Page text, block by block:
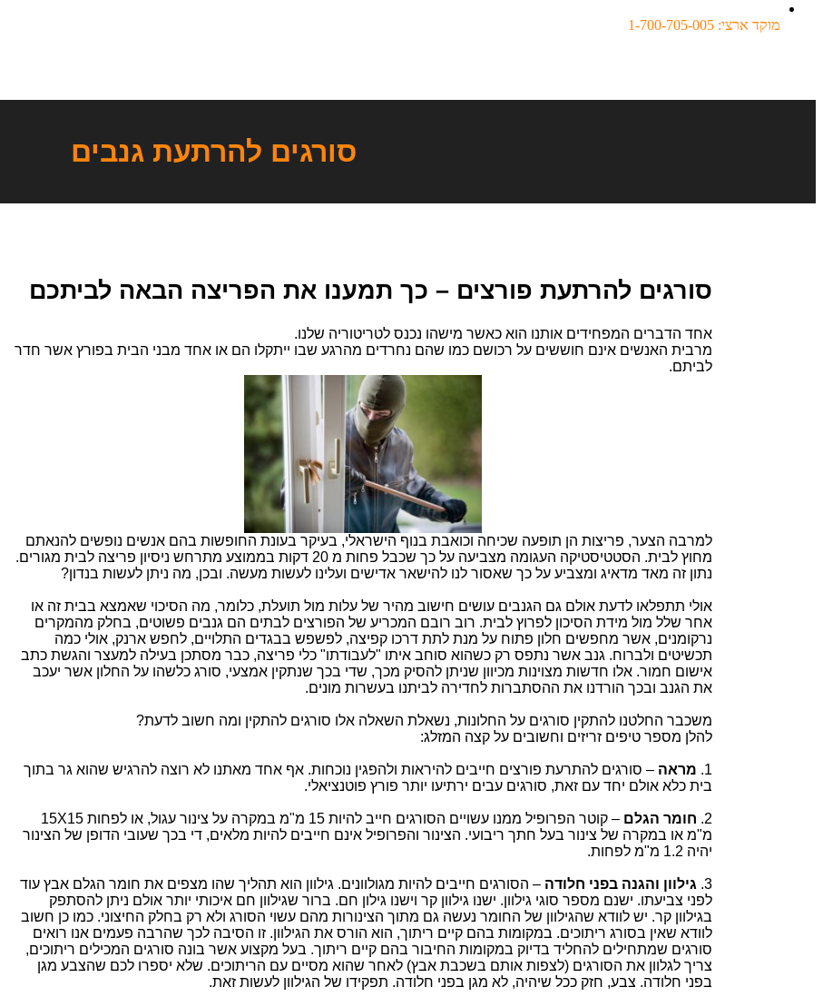
מוקד ארצי: 1-700-705-005
סורגים להרתעת גנבים
סורגים להרתעת פורצים – כך תמענו את הפריצה הבאה לביתכם
אחד הדברים המפחידים אותנו הוא כאשר מישהו נכנס לטריטוריה שלנו.
מרבית האנשים אינם חוששים על רכושם כמו שהם נחרדים מהרגע שבו ייתקלו הם או אחד מבני הבית בפורץ אשר חדר
לביתם.
למרבה הצער, פריצות הן תופעה שכיחה וכואבת בנוף הישראלי, בעיקר בעונת החופשות בהם אנשים נופשים להנאתם
מחוץ לבית. הסטטיסטיקה העגומה מצביעה על כך שכבל פחות מ 20 דקות בממוצע מתרחש ניסיון פריצה לבית מגורים.
נתון זה מאד מדאיג ומצביע על כך שאסור לנו להישאר אדישים ועלינו לעשות מעשה. ובכן, מה ניתן לעשות בנדון?
אולי תתפלאו לדעת אולם גם הגנבים עושים חישוב מהיר של עלות מול תועלת, כלומר, מה הסיכוי שאמצא בבית זה או
אחר שלל מול מידת הסיכון לפרוץ לבית. רוב רובם המכריע של הפורצים לבתים הם גנבים פשוטים, בחלק מהמקרים
נרקומנים, אשר מחפשים חלון פתוח על מנת לתת דרכו קפיצה, לפשפש בבגדים התלויים, לחפש ארנק, אולי כמה
תכשיטים ולברוח. גנב אשר נתפס רק כשהוא סוחב איתו "לעבודתו" כלי פריצה, כבר מסתכן בעילה למעצר והגשת כתב
אישום חמור. אלו חדשות מצוינות מכיוון שניתן להסיק מכך, שדי בכך שנתקין אמצעי, סורג כלשהו על החלון אשר יעכב
את הגנב ובכך הורדנו את ההסתברות לחדירה לביתנו בעשרות מונים.
משכבר החלטנו להתקין סורגים על החלונות, נשאלת השאלה אלו סורגים להתקין ומה חשוב לדעת?
להלן מספר טיפים זריזים וחשובים על קצה המזלג:
1. מראה– סורגים להתרעת פורצים חייבים להיראות ולהפגין נוכחות. אף אחד מאתנו לא רוצה להרגיש שהוא גר בתוך
בית כלא אולם יחד עם זאת, סורגים עבים ירתיעו יותר פורץ פוטנציאלי.
2. חומר הגלם
– קוטר הפרופיל ממנו עשויים הסורגים חייב להיות 15 מ"מ במקרה על צינור עגול, או לפחות 15X15
מ"מ או במקרה של צינור בעל חתך ריבועי. הצינור והפרופיל אינם חייבים להיות מלאים, די בכך שעובי הדופן של הצינור
יהיה 1.2 מ"מ לפחות.
3. גילוון והגנה בפני חלודה – הסורגים חייבים להיות מגולוונים. גילוון הוא תהליך שהו מצפים את חומר הגלם אבץ עוד
לפני צביעתו. ישנם מספר סוגי גילוון. ישנו גילוון קר וישנו גילון חם. ברור שגילוון חם איכותי יותר אולם ניתן להסתפק
בגילוון קר. יש לוודא שהגילוון של החומר נעשה גם מתוך הצינורות מהם עשוי הסורג ולא רק בחלק החיצוני. כמו כן חשוב
לוודא שאין בסורג ריתוכים. במקומות בהם קיים ריתוך, הוא הורס את הגילוון. זו הסיבה לכך שהרבה פעמים אנו רואים
סורגים שמתחילים להחליד בדיוק במקומות החיבור בהם קיים ריתוך. בעל מקצוע אשר בונה סורגים המכילים ריתוכים,
צריך לגלוון את הסורגים (לצפות אותם בשכבת אבץ) לאחר שהוא מסיים עם הריתוכים. שלא יספרו לכם שהצבע מגן
בפני חלודה. צבע, חזק ככל שיהיה, לא מגן בפני חלודה. תפקידו של הגילוון לעשות זאת.